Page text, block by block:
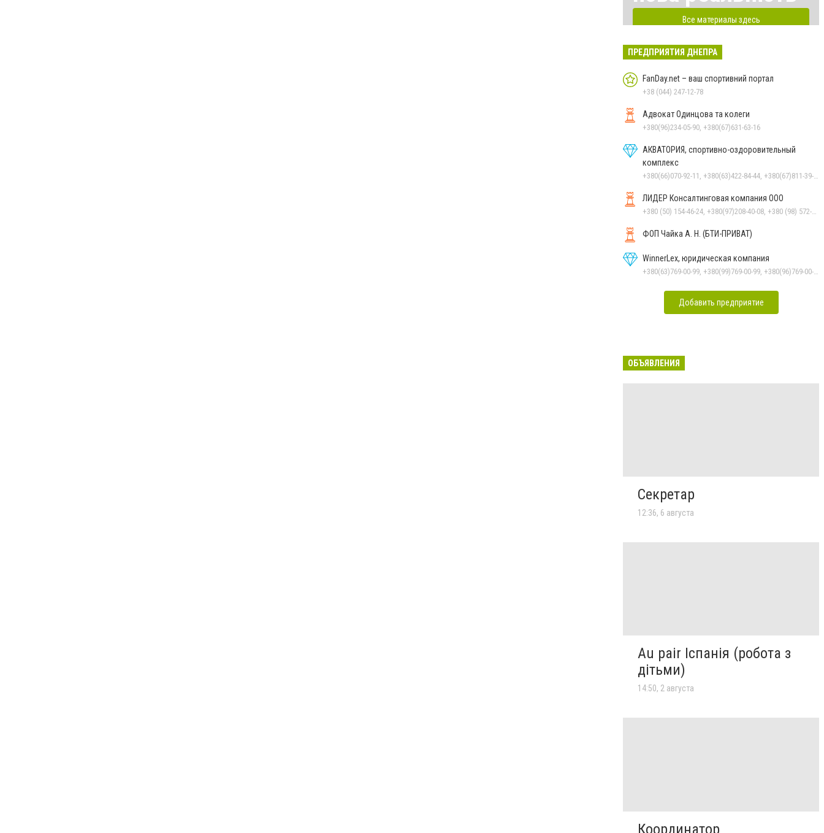
Все материалы здесь
ПРЕДПРИЯТИЯ ДНЕПРА
FanDay.net – ваш спортивний портал
+38 (044) 247-12-78
Адвокат Одинцова та колеги
+380(96)234-05-90, +380(67)631-63-16
АКВАТОРИЯ, спортивно-оздоровительный
комплекс
ЛИДЕР Консалтинговая компания ООО
ФОП Чайка А. Н. (БТИ-ПРИВАТ)
WinnerLex, юридическая компания
Добавить предприятие
ОБЪЯВЛЕНИЯ
Секретар
12:36, 6 августа
Au pair Іспанія (робота з
дітьми)
14:50, 2 августа
Координатор